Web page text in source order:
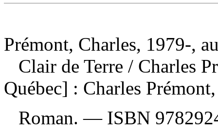
Prémont, Charles, 1979-,
Clair de Terre / Charles
Québec] : Charles
Roman. — ISBN